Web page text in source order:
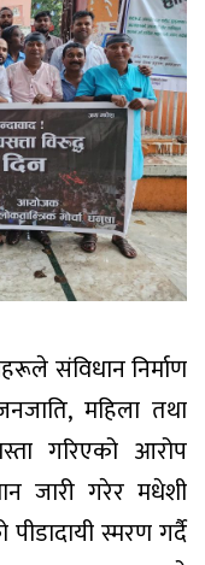
संविधान निर्माण
महिला तथा
गरिएको आरोप
जारी गरेर मधेशी
स्मरण गर्दै